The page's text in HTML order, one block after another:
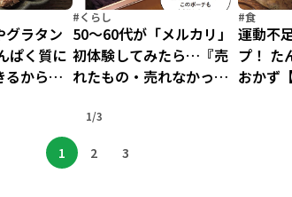
グラタン
ぱく質に
るから続
#くらし
50～60代が「メルカリ」
初体験してみたら…『売
れたもの・売れなかった
【大人のメルカリ塾(1)後
編】
#食
運動不
プ！ た
おかず
1/3
1 2 3